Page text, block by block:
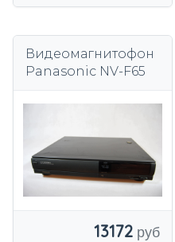
Видеомагнитофон
Panasonic NV-F65
13172